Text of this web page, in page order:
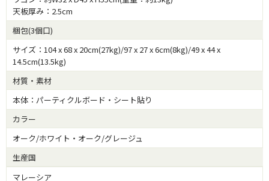
天板厚み：2.5cm
梱包(3個口)
サイズ：104 x 68 x 20cm(27kg)/97 x 27 x 6cm(8kg)/49 x 44 x
14.5cm(13.5kg)
材質・素材
本体：パーティクルボード・シート貼り
カラー
オーク/ホワイト・オーク/グレージュ
生産国
マレーシア